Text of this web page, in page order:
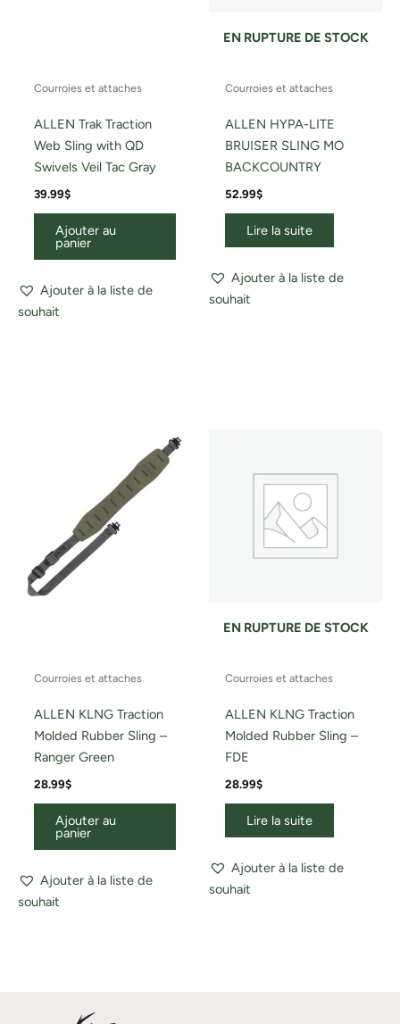
Courroies et attaches
ALLEN Trak Traction
Web Sling with QD
Swivels Veil Tac Gray
39.99$
Ajouter au
panier
Ajouter à la liste de
souhait
EN RUPTURE DE STOCK
Courroies et attaches
ALLEN HYPA-LITE
BRUISER SLING MO
BACKCOUNTRY
52.99$
Lire la suite
Ajouter à la liste de
souhait
Courroies et attaches
ALLEN KLNG Traction
Molded Rubber Sling –
Ranger Green
28.99$
Ajouter au
panier
Ajouter à la liste de
souhait
EN RUPTURE DE STOCK
Courroies et attaches
ALLEN KLNG Traction
Molded Rubber Sling –
FDE
28.99$
Lire la suite
Ajouter à la liste de
souhait